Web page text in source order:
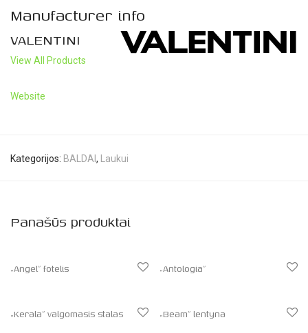
Manufacturer info
VALENTINI
View All Products
Website
Kategorijos: BALDAI, Laukui
Panašūs produktai
„Angel” fotelis „Antologia”
„Kerala” valgomasis stalas „Beam” lentyna